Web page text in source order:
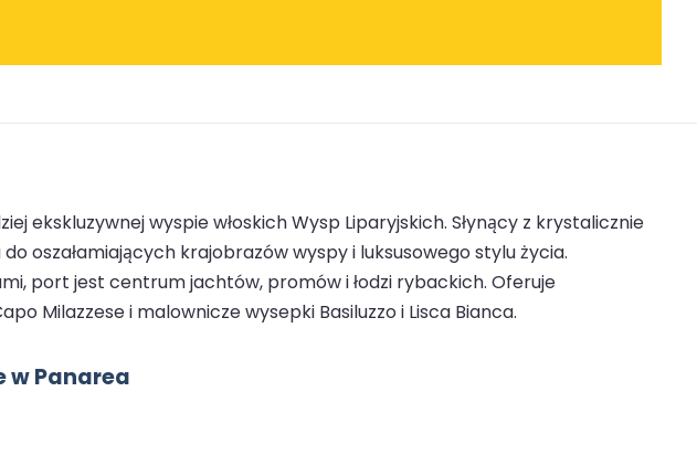
ekskluzywnej wyspie włoskich Wysp Liparyjskich. Słynący z krystalicznie
oszałamiających krajobrazów wyspy i luksusowego stylu życia.
port jest centrum jachtów, promów i łodzi rybackich. Oferuje
Milazzese i malownicze wysepki Basiluzzo i Lisca Bianca.
w Panarea